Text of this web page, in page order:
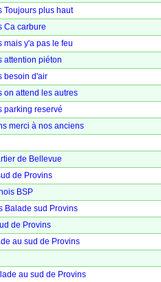
Toujours plus haut
Ca carbure
mais y'a pas le feu
attention piéton
besoin d'air
on attend les autres
parking reservé
merci à nos anciens
de Bellevue
de Provins
BSP
Balade sud Provins
de Provins
au sud de Provins
au sud de Provins